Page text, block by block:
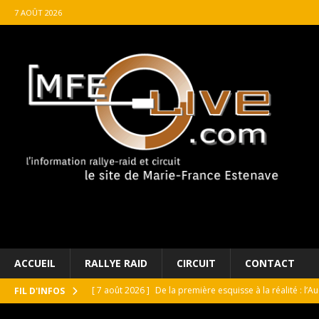
7 AOÛT 2026
ACCUEIL RALLYE RAID CIRCUIT CONTACT
FIL D'INFOS [ 7 août 2026 ] De la première esquisse à la réalité :